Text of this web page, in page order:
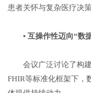
患者关怀与复杂医疗决策
• 互操作性迈向“数
会议广泛讨论了构
FHIR等标准化框架下，